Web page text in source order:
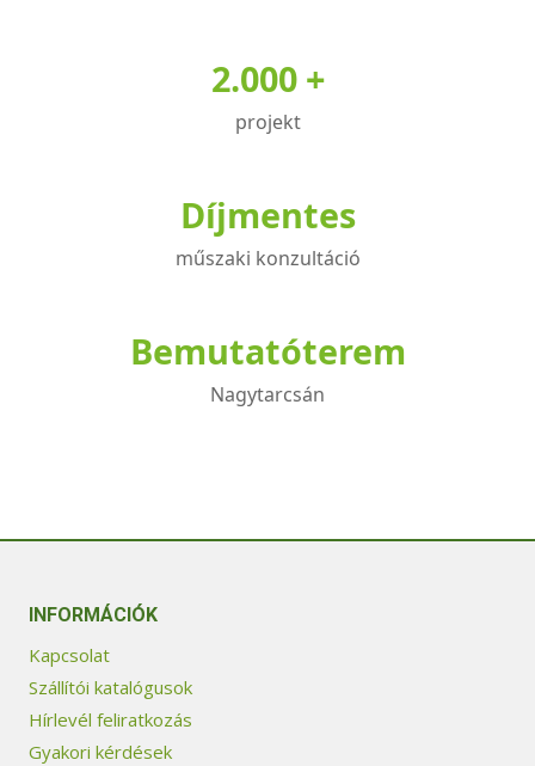
2.000 +
projekt
Díjmentes
műszaki konzultáció
Bemutatóterem
Nagytarcsán
INFORMÁCIÓK
Kapcsolat
Szállítói katalógusok
Hírlevél feliratkozás
Gyakori kérdések